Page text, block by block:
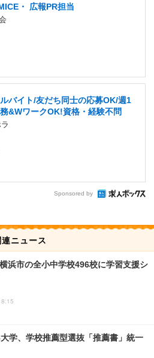
・ 広報PR担当
バイト/友だち同士の応募OK/週1
&WワークOK!資格・経験不問
Sponsored by
連ニュース
浜市の全小中学校496校に学習支援シ
学、学校推薦型選抜「推薦書」統一